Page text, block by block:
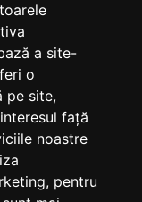
a site-
o
pe site,
față
noastre
, pentru
2017-